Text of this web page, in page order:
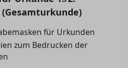
für Urkunden
zum Bedrucken der